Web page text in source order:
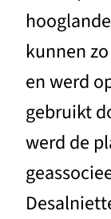
kunnen
en werd
gebruikt
werd de